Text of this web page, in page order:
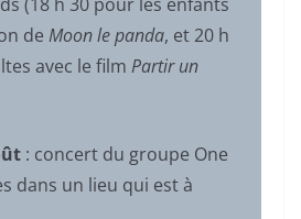
de Moon le panda, et 20 h
avec le film Partir un
: concert du groupe One
dans un lieu qui est à